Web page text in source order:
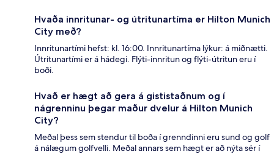
Hvaða innritunar- og útritunartíma er Hilton Munich
City með?
Innritunartími hefst: kl. 16:00. Innritunartíma lýkur: á miðnætti.
Útritunartími er á hádegi. Flýti-innritun og flýti-útritun eru í
boði.
Hvað er hægt að gera á gististaðnum og í
nágrenninu þegar maður dvelur á Hilton Munich
City?
Meðal þess sem stendur til boða í grenndinni eru sund og golf
á nálægum golfvelli. Meðal annars sem hægt er að nýta sér í